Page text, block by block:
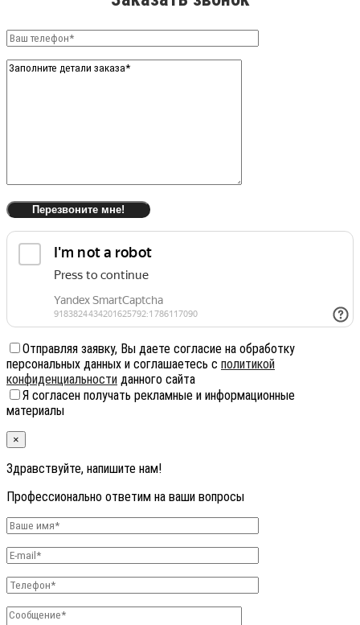
Отправляя заявку, Вы даете согласие на обработку
персональных данных и соглашаетесь с политикой
конфиденциальности данного сайта
Я согласен получать рекламные и информационные
материалы
×
Здравствуйте, напишите нам!
Профессионально ответим на ваши вопросы